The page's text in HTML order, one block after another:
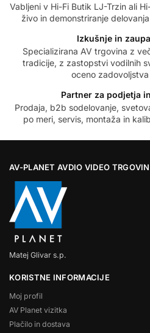
Vabljeni v Hi-Fi Butik LJ-Trzin ali
živo in demonstriranje
Izkušnje in
Specializirana AV trgovina z
tradicije, z zastopstvi vodilnih
oceno
Partner za podjetja
Prodaja, b2b sodelovanje,
po meri, servis, montaža in
AV-PLANET AVDIO VIDEO
Matej Glivar s.p.
KORISTNE INFORMACIJE
Moj profil
AV Planet vizitka
Plačilo in dostava